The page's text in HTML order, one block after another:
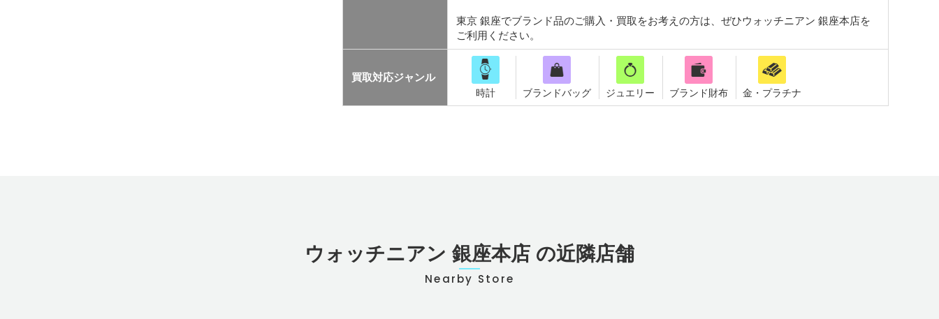
東京 銀座でブランド品のご購入・買取をお考えの方は、ぜひウォッチニアン 銀座本店を
ご利用ください。
買取対応ジャンル
時計 ブランドバッグ ジュエリー ブランド財布 金・プラチナ
ウォッチニアン 銀座本店 の近隣店舗
Nearby Store